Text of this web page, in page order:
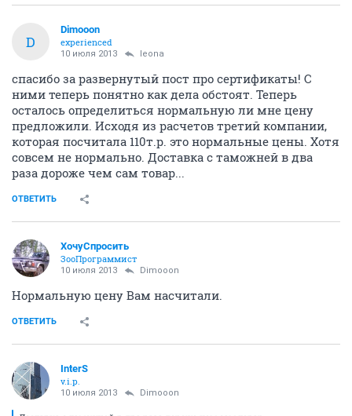
D
Dimooon
experienced
10 июля 2013 leona
спасибо за развернутый пост про сертификаты! С
ними теперь понятно как дела обстоят. Теперь
осталось определиться нормальную ли мне цену
предложили. Исходя из расчетов третий компании,
которая посчитала 110т.р. это нормальные цены. Хотя
совсем не нормально. Доставка с таможней в два
раза дороже чем сам товар...
ОТВЕТИТЬ
ХочуСпросить
ЗооПрограммист
10 июля 2013 Dimooon
Нормальную цену Вам насчитали.
ОТВЕТИТЬ
InterS
v.i.p.
10 июля 2013 Dimooon